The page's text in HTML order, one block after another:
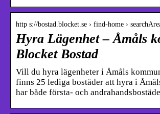
http s://bostad.blocket.se › find-home ›
Hyra Lägenhet – Åmåls
Blocket Bostad
Vill du hyra lägenheter i Åmåls
finns 25 lediga bostäder att hyra i
har både första- och